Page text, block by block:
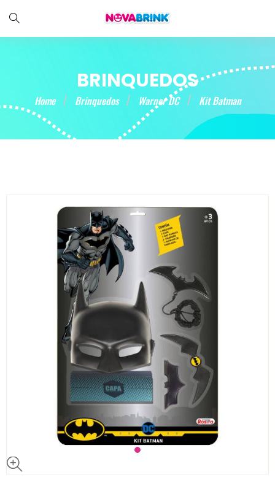
BRINQUEDOS
Home Brinquedos Warner DC Kit Batman